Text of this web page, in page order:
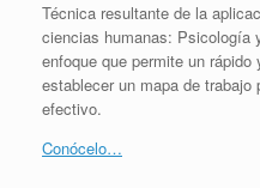
Técnica resultante de la
ciencias humanas: Psicología
enfoque que permite un
establecer un mapa de
efectivo.
Conócelo…